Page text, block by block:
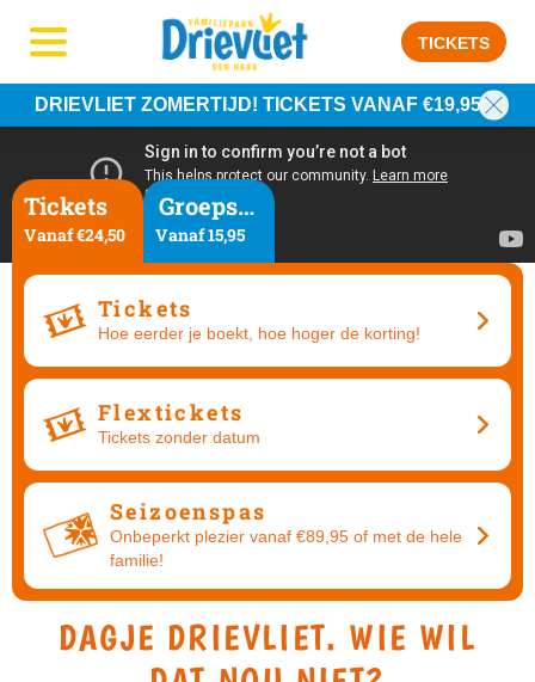
TICKETS
DRIEVLIET ZOMERTIJD! TICKETS VANAF €19,95
Tickets
Vanaf €24,50
Groepsarrangementen
Vanaf 15,95
Tickets
Hoe eerder je boekt, hoe hoger de korting!
Flextickets
Tickets zonder datum
Seizoenspas
Onbeperkt plezier vanaf €89,95 of met de hele
familie!
DAGJE DRIEVLIET. WIE WIL